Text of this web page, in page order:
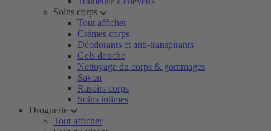
Soins corps
Tout afficher
Crèmes corps
Déodorants et anti-transpirants
Gels douche
Nettoyage du corps & gommages
Savon
Rasoirs corps
Soins intimes
Droguerie
Tout afficher